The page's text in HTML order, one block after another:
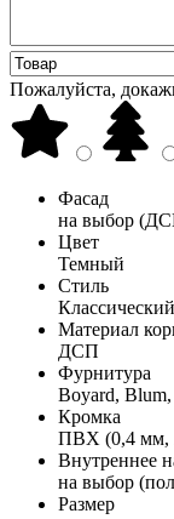
Пожалуйста,
Фасад
на выбор
Цвет
Темный
Стиль
Классический
Материал
ДСП
Фурнитура
Boyard,
Кромка
ПВХ (0,4 мм,
Внутреннее
на выбор
Размер